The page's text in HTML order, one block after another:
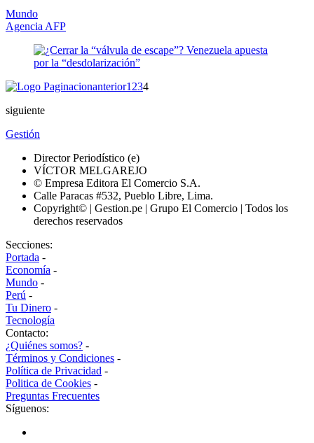
Mundo
Agencia AFP
anterior1 234
siguiente
Gestión
Director Periodístico (e)
VÍCTOR MELGAREJO
© Empresa Editora El Comercio S.A.
Calle Paracas #532, Pueblo Libre, Lima.
Copyright© | Gestion.pe | Grupo El Comercio | Todos los
derechos reservados
Secciones:
Portada -
Economía -
Mundo -
Perú -
Tu Dinero -
Tecnología
Contacto:
¿Quiénes somos? -
Términos y Condiciones -
Política de Privacidad -
Politica de Cookies -
Preguntas Frecuentes
Síguenos: